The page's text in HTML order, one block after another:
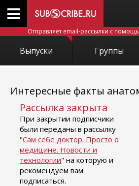
Отправляет email-рассылки с
Выпуски Группы
Интересные факты
Рассылка закрыта
При закрытии подписчики
были переданы в рассылку
"Сам себе доктор. Просто о
медицине. Новости и
технологии" на которую и
рекомендуем вам
подписаться.